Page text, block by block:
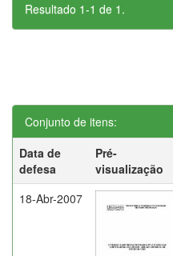
Resultado 1-1 de 1.
Conjunto de itens:
Data de
defesa
Pré-
visualização
18-Abr-2007